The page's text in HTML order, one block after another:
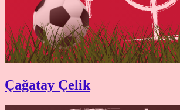
Çağatay Çelik